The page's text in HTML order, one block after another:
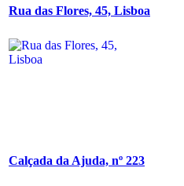
Rua das Flores, 45, Lisboa
Calçada da Ajuda, nº 223